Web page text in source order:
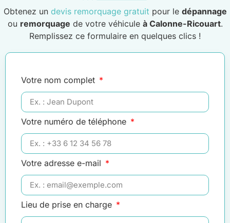
Obtenez un devis remorquage gratuit pour le dépannage
ou remorquage de votre véhicule à Calonne-Ricouart.
Remplissez ce formulaire en quelques clics !
Votre nom complet
Votre numéro de téléphone
Votre adresse e-mail
Lieu de prise en charge